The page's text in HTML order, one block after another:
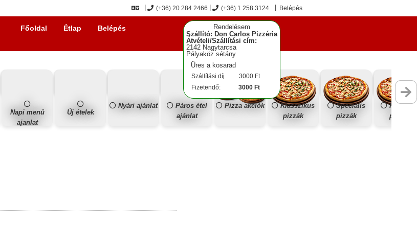
(+36) 20 284 2466 (+36) 1 258 3124 Belépés
Főoldal Étlap Belépés
Napi menü
ajanlat
Új ételek
Nyári ajánlat
Páros étel
ajánlat
Pizza akciók
Klasszikus
pizzák
Speciális
pizzák
pizzák
Rendelésem
Szállító: Don Carlos Pizzéria
Átvételi/Szállítási cím:
2142 Nagytarcsa
Pályaköz sétány
Üres a kosarad
Szállítási díj
3000 Ft
Fizetendő:
3000 Ft